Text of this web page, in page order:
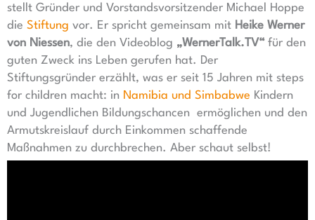
stellt Gründer und Vorstandsvorsitzender Michael Hoppe
die Stiftung vor. Er spricht gemeinsam mit Heike Werner
von Niessen, die den Videoblog „WernerTalk.TV“für den
guten Zweck ins Leben gerufen hat. Der
Stiftungsgründer erzählt, was er seit 15 Jahren mit steps
for children macht: in Namibia und Simbabwe Kindern
und Jugendlichen Bildungschancen ermöglichen und den
Armutskreislauf durch Einkommen schaffende
Maßnahmen zu durchbrechen. Aber schaut selbst!